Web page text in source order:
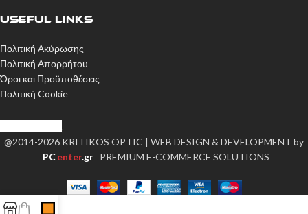
USEFUL LINKS
Πολιτική Ακύρωσης
Πολιτική Απορρήτου
Όροι και Προϋποθέσεις
Πολιτική Cookie
@2014-2026 KRITIKOS OPTIC | WEB DESIGN & DEVELOPMENT by
PCenter.gr PREMIUM E-COMMERCE SOLUTIONS